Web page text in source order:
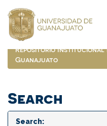
navigation
Repositorio Institucional
Guanajuato
Search
Search: